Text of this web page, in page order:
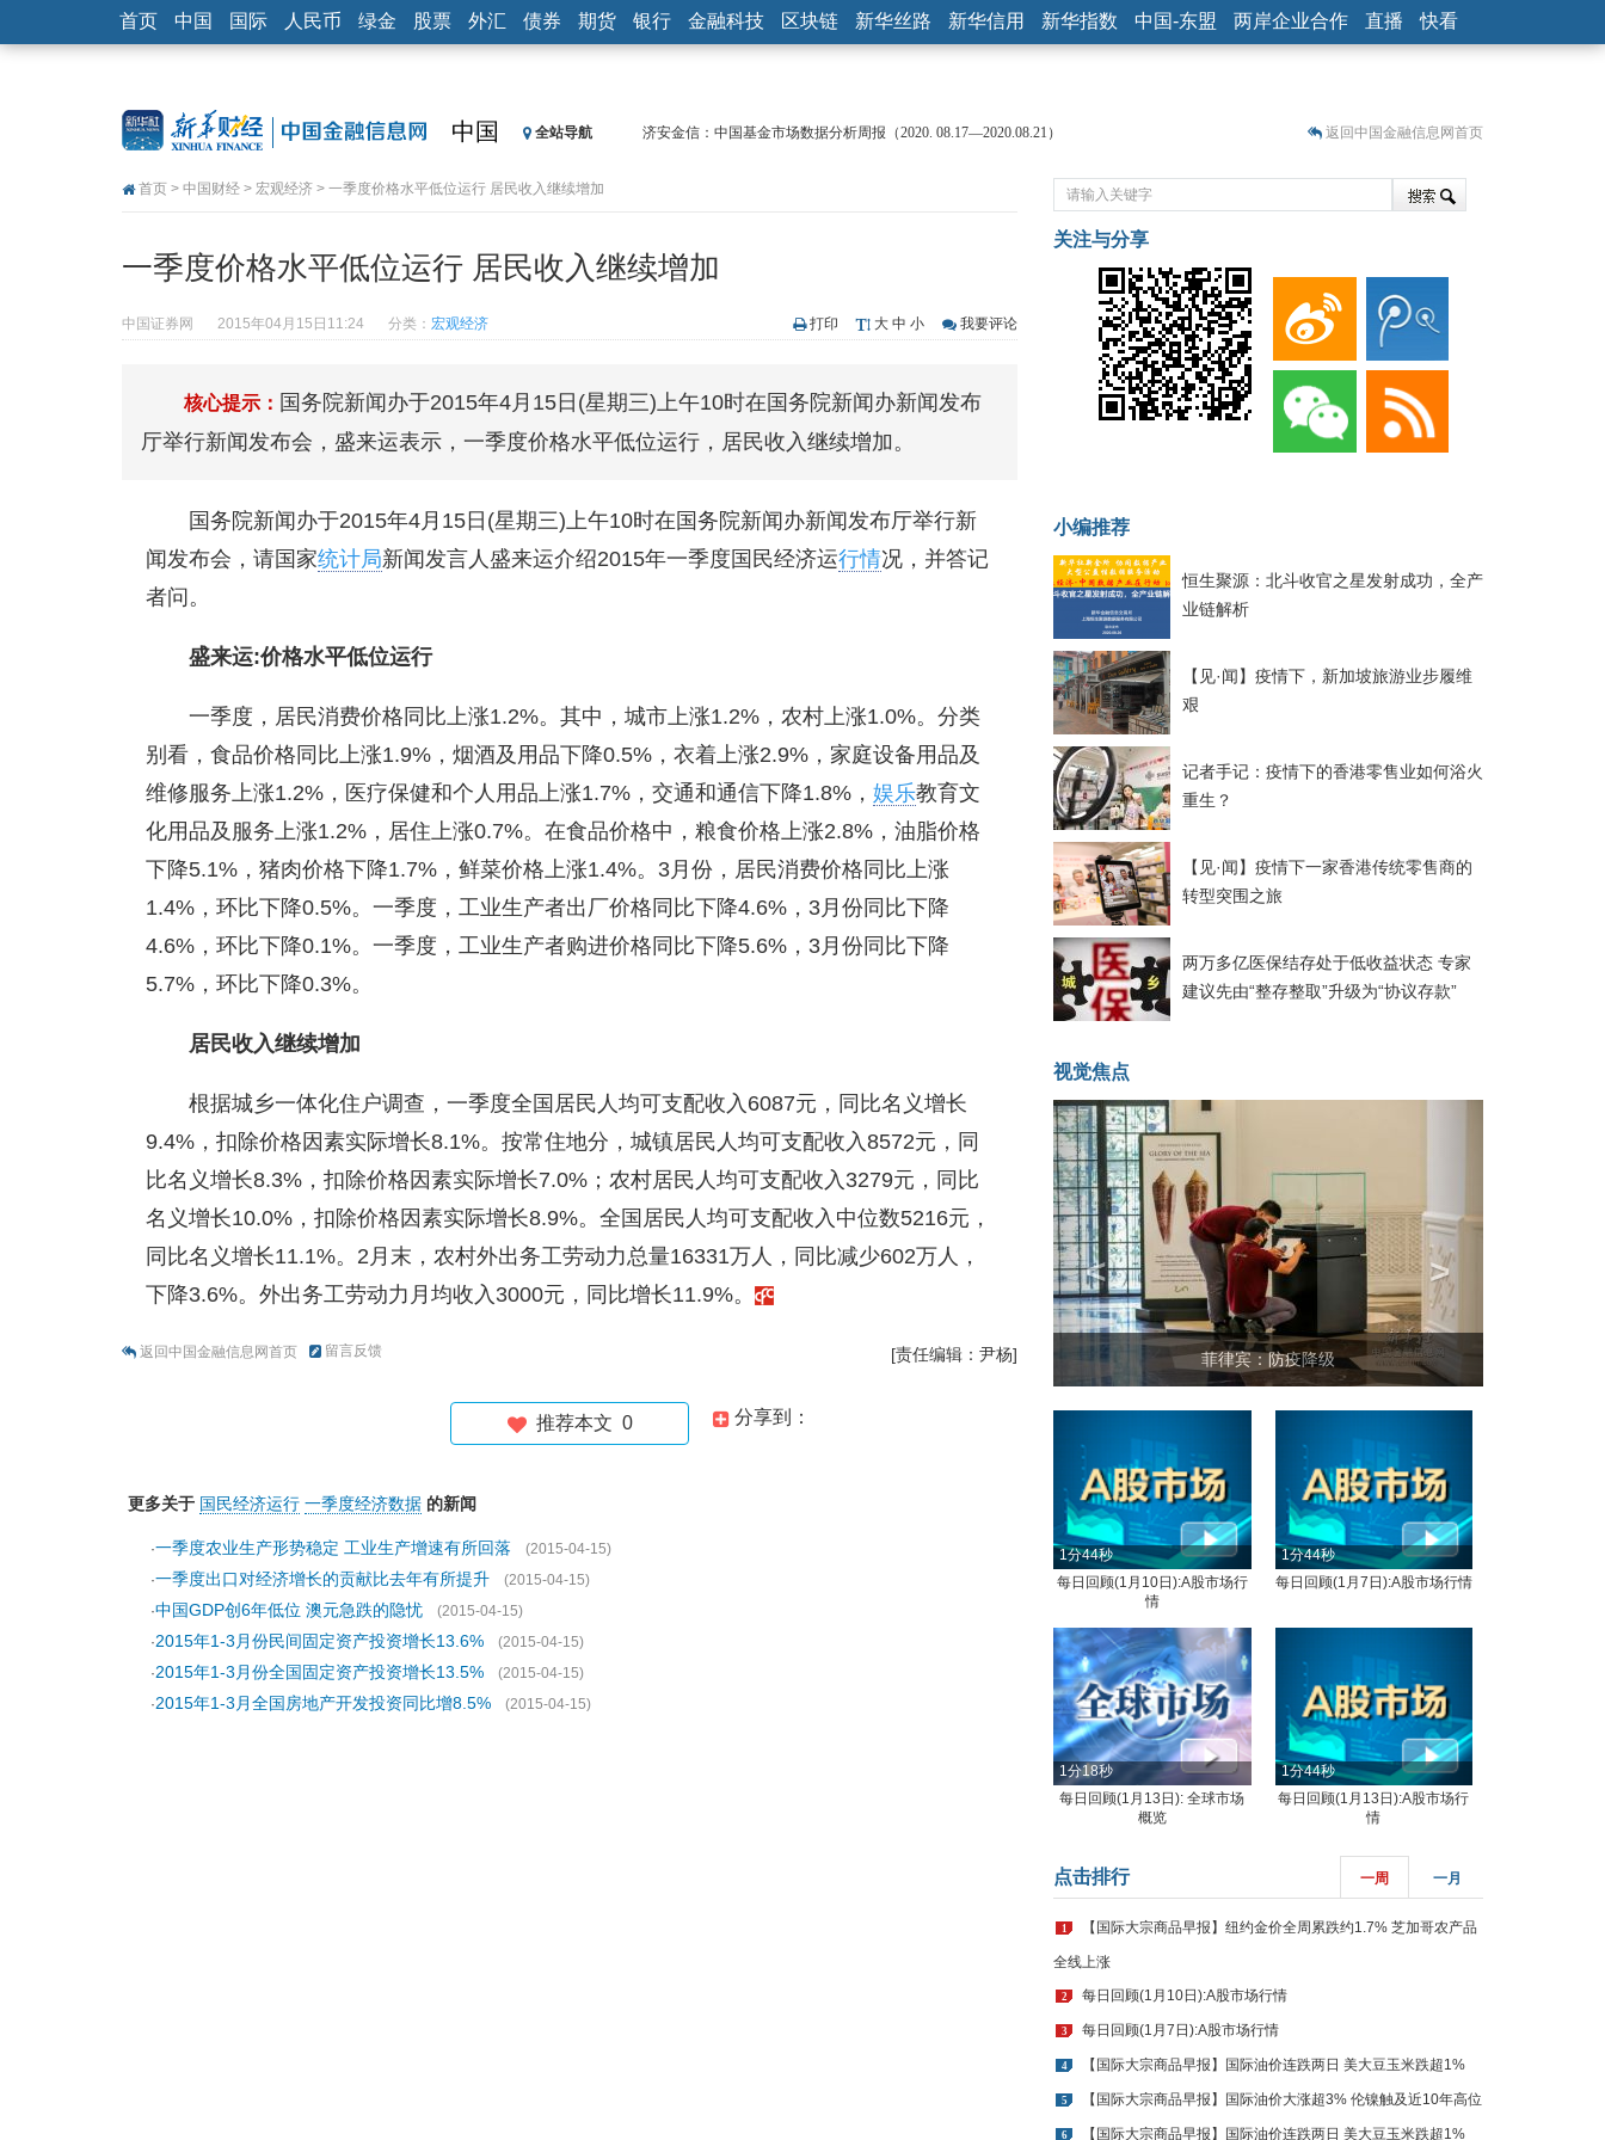
首页 中国 国际 人民币 绿金 股票 外汇 债券 期货 银行 金融科技 区块链 新华丝路 新华信用 新华指数 中国-东盟 两岸企业合作 直播 快看
中国 全站导航
济安金信：中国基金市场数据分析周报（2020. 08.17—2020.08.21）
济安金信：中国基金市场数据分析周报（2020. 07.27—2020.07.31）
【新华财经调查】同业存单、结构性存款玩起“跷跷板” 结构性失衡藏
央行公开市场净投放300亿元 短端资金利率明显下行
恒生聚源：北斗收官之星发射成功，全产业链解析
返回中国金融信息网首页
首页 > 中国财经 > 宏观经济 > 一季度价格水平低位运行 居民收入继续增加
一季度价格水平低位运行 居民收入继续增加
中国证券网 2015年04月15日11:24 分类： 宏观经济 打印 大 中 小 我要评论
核心提示： 国务院新闻办于2015年4月15日(星期三)上午10时在国务院新闻办新闻发布
厅举行新闻发布会，盛来运表示，一季度价格水平低位运行，居民收入继续增加。
国务院新闻办于2015年4月15日(星期三)上午10时在国务院新闻办新闻发布厅举行新
闻发布会，请国家统计局新闻发言人盛来运介绍2015年一季度国民经济运行情况，并答记
者问。
盛来运:价格水平低位运行
一季度，居民消费价格同比上涨1.2%。其中，城市上涨1.2%，农村上涨1.0%。分类
别看，食品价格同比上涨1.9%，烟酒及用品下降0.5%，衣着上涨2.9%，家庭设备用品及
维修服务上涨1.2%，医疗保健和个人用品上涨1.7%，交通和通信下降1.8%， 娱乐教育文
化用品及服务上涨1.2%，居住上涨0.7%。在食品价格中，粮食价格上涨2.8%，油脂价格
下降5.1%，猪肉价格下降1.7%，鲜菜价格上涨1.4%。3月份，居民消费价格同比上涨
1.4%，环比下降0.5%。一季度，工业生产者出厂价格同比下降4.6%，3月份同比下降
4.6%，环比下降0.1%。一季度，工业生产者购进价格同比下降5.6%，3月份同比下降
5.7%，环比下降0.3%。
居民收入继续增加
根据城乡一体化住户调查，一季度全国居民人均可支配收入6087元，同比名义增长
9.4%，扣除价格因素实际增长8.1%。按常住地分，城镇居民人均可支配收入8572元，同
比名义增长8.3%，扣除价格因素实际增长7.0%；农村居民人均可支配收入3279元，同比
名义增长10.0%，扣除价格因素实际增长8.9%。全国居民人均可支配收入中位数5216元，
同比名义增长11.1%。2月末，农村外出务工劳动力总量16331万人，同比减少602万人，
下降3.6%。外出务工劳动力月均收入3000元，同比增长11.9%。
返回中国金融信息网首页 留言反馈 [责任编辑：尹杨]
分享到：
推荐本文 0
更多关于 国民经济运行 一季度经济数据 的新闻
·一季度农业生产形势稳定 工业生产增速有所回落
(2015-04-15)
·一季度出口对经济增长的贡献比去年有所提升
(2015-04-15)
·中国GDP创6年低位 澳元急跌的隐忧
(2015-04-15)
·2015年1-3月份民间固定资产投资增长13.6%
(2015-04-15)
·2015年1-3月份全国固定资产投资增长13.5%
(2015-04-15)
·2015年1-3月全国房地产开发投资同比增8.5% (2015-04-15)
关注与分享
小编推荐
恒生聚源：北斗收官之星发射成功，全产
业链解析
【见·闻】疫情下，新加坡旅游业步履维
艰
记者手记：疫情下的香港零售业如何浴火
重生？
【见·闻】疫情下一家香港传统零售商的
转型突围之旅
两万多亿医保结存处于低收益状态 专家
建议先由“整存整取”升级为“协议存款”
视觉焦点
菲律宾：防疫降级
< >
1分44秒
每日回顾(1月10日):A股市场行
情
1分44秒
每日回顾(1月7日):A股市场行情
1分18秒
每日回顾(1月13日): 全球市场
概览
1分44秒
每日回顾(1月13日):A股市场行
情
点击排行 一周 一月
1 【国际大宗商品早报】纽约金价全周累跌约1.7% 芝加哥农产品
全线上涨
2 每日回顾(1月10日):A股市场行情
3 每日回顾(1月7日):A股市场行情
4 【国际大宗商品早报】国际油价连跌两日 美大豆玉米跌超1%
5 【国际大宗商品早报】国际油价大涨超3% 伦镍触及近10年高位
6 【国际大宗商品早报】国际油价连跌两日 美大豆玉米跌超1%